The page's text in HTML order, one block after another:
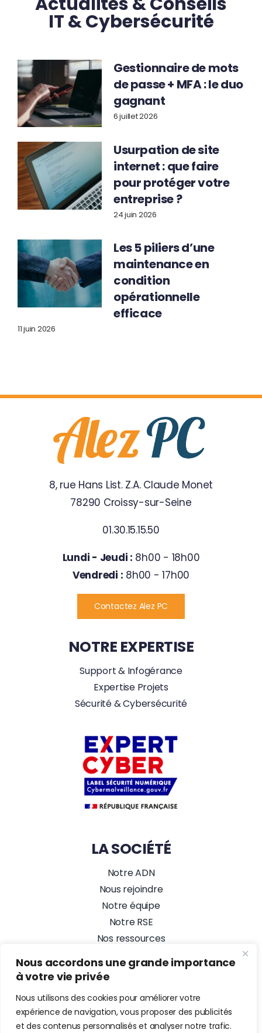
Nous accordons une grande importance
à votre vie privée
Nous utilisons des cookies pour améliorer votre
expérience de navigation, vous proposer des publicités
et des contenus personnalisés et analyser notre trafic.
IT & Cybersécurité
Gestionnaire de mots
de passe + MFA : le duo
gagnant
6 juillet 2026
Usurpation de site
internet : que faire
pour protéger votre
entreprise ?
24 juin 2026
Les 5 piliers d’une
maintenance en
condition
opérationnelle
efficace
11 juin 2026
8, rue Hans List. Z.A. Claude Monet
78290 Croissy-sur-Seine
01.30.15.15.50
Lundi - Jeudi : 8h00 - 18h00
Vendredi : 8h00 - 17h00
Contactez Alez PC
NOTRE EXPERTISE
Support & Infogérance
Expertise Projets
Sécurité & Cybersécurité
LA SOCIÉTÉ
Notre ADN
Nous rejoindre
Notre équipe
Notre RSE
Nos ressources
Alez PC, Agence Web
NOUS SUIVRE